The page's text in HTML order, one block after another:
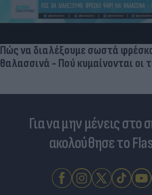
Γ. Αναστασάκης: «Οι πύραυλοι
"εργαλείο" εξωτερικής
Για να μην μένεις στο
ακολούθησε το